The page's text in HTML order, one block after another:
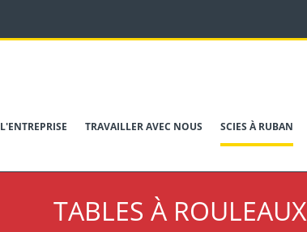
L'ENTREPRISE TRAVAILLER AVEC NOUS SCIES À RUBAN
TABLES À ROULEAUX